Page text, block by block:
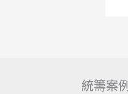
統籌案例